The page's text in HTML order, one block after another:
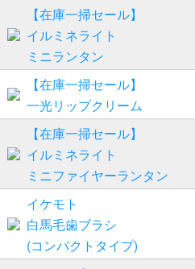
【在庫一掃セール】
イルミネライト
ミニランタン
【在庫一掃セール】
一光リップクリーム
【在庫一掃セール】
イルミネライト
ミニファイヤーランタン
イケモト
白馬毛歯ブラシ
(コンパクトタイプ)